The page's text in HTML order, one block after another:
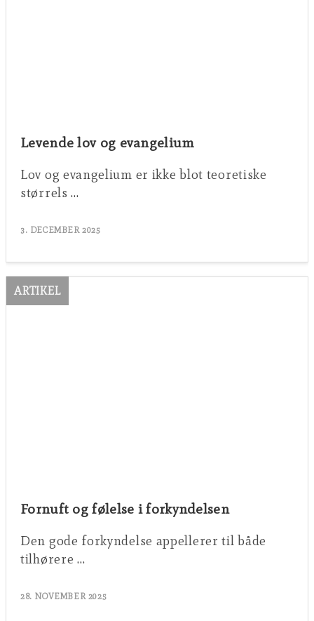
Levende lov og evangelium
Lov og evangelium er ikke blot teoretiske
størrels …
3. DECEMBER 2025
ARTIKEL
Fornuft og følelse i forkyndelsen
Den gode forkyndelse appellerer til både
tilhørere …
28. NOVEMBER 2025